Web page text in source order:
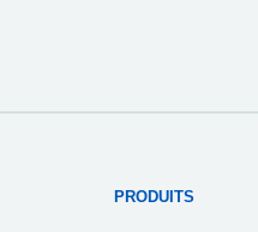
PRODUITS